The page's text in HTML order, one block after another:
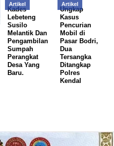
Artikel
Kades
Lebeteng
Susilo
Melantik Dan
Pengambilan
Sumpah
Perangkat
Desa Yang
Baru.
Artikel
Ungkap
Kasus
Pencurian
Mobil di
Pasar Bodri,
Dua
Tersangka
Ditangkap
Polres
Kendal